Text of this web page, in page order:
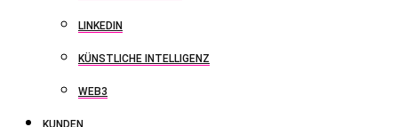
LINKEDIN
KÜNSTLICHE INTELLIGENZ
WEB3
KUNDEN